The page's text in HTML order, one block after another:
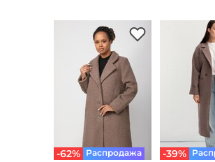
-62% Распродажа -39%